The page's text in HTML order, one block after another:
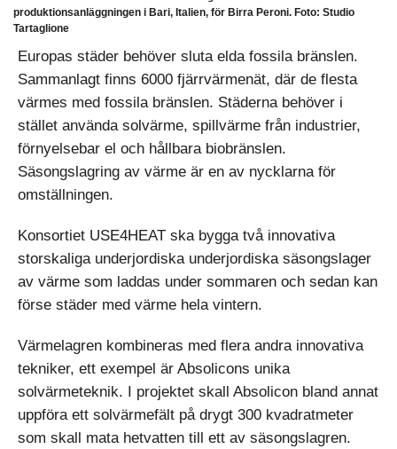
produktionsanläggningen i Bari, Italien, för Birra Peroni. Foto: Studio
Tartaglione
Europas städer behöver sluta elda fossila bränslen.
Sammanlagt finns 6000 fjärrvärmenät, där de flesta
värmes med fossila bränslen. Städerna behöver i
stället använda solvärme, spillvärme från industrier,
förnyelsebar el och hållbara biobränslen.
Säsongslagring av värme är en av nycklarna för
omställningen.
Konsortiet USE4HEAT ska bygga två innovativa
storskaliga underjordiska underjordiska säsongslager
av värme som laddas under sommaren och sedan kan
förse städer med värme hela vintern.
Värmelagren kombineras med flera andra innovativa
tekniker, ett exempel är Absolicons unika
solvärmeteknik. I projektet skall Absolicon bland annat
uppföra ett solvärmefält på drygt 300 kvadratmeter
som skall mata hetvatten till ett av säsongslagren.